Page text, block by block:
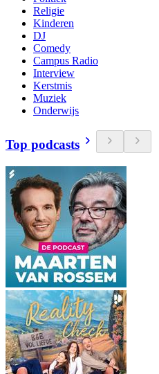
Religie
Kinderen
DJ
Comedy
Campus Radio
Interview
Kerstmis
Muziek
Onderwijs
Top podcasts